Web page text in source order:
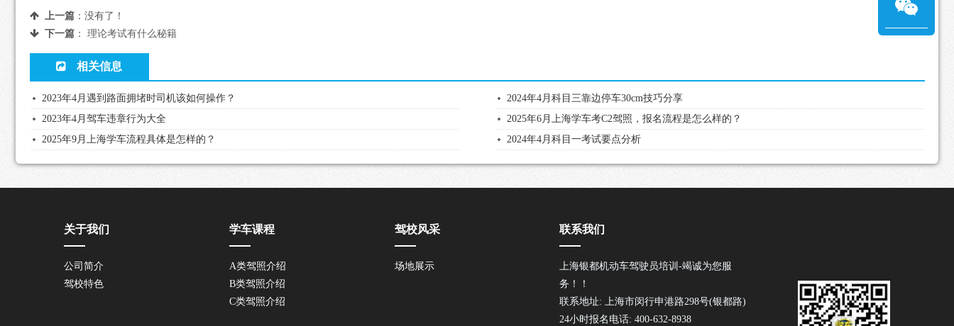
上一篇：没有了！
下一篇： 理论考试有什么秘籍
相关信息
2023年4月遇到路面拥堵时司机该如何操作？
2024年4月科目三靠边停车30cm技巧分享
2023年4月驾车违章行为大全
2025年6月上海学车考C2驾照，报名流程是怎么样的？
2025年9月上海学车流程具体是怎样的？
2024年4月科目一考试要点分析
关于我们
公司简介
驾校特色
学车课程
A类驾照介绍
B类驾照介绍
C类驾照介绍
驾校风采
场地展示
联系我们
上海银都机动车驾驶员培训-竭诚为您服
务！！
联系地址: 上海市闵行申港路298号(银都路)
24小时报名电话: 400-632-8938